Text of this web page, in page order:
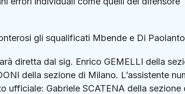
gli squalificati Mbende e Di
diretta dal sig. Enrico GEMELLI della
della sezione di Milano. L’assistente
ufficiale: Gabriele SCATENA della sezione